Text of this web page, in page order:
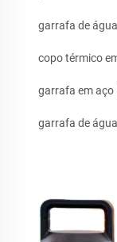
garrafa de
copo térmico
garrafa em aço
garrafa de